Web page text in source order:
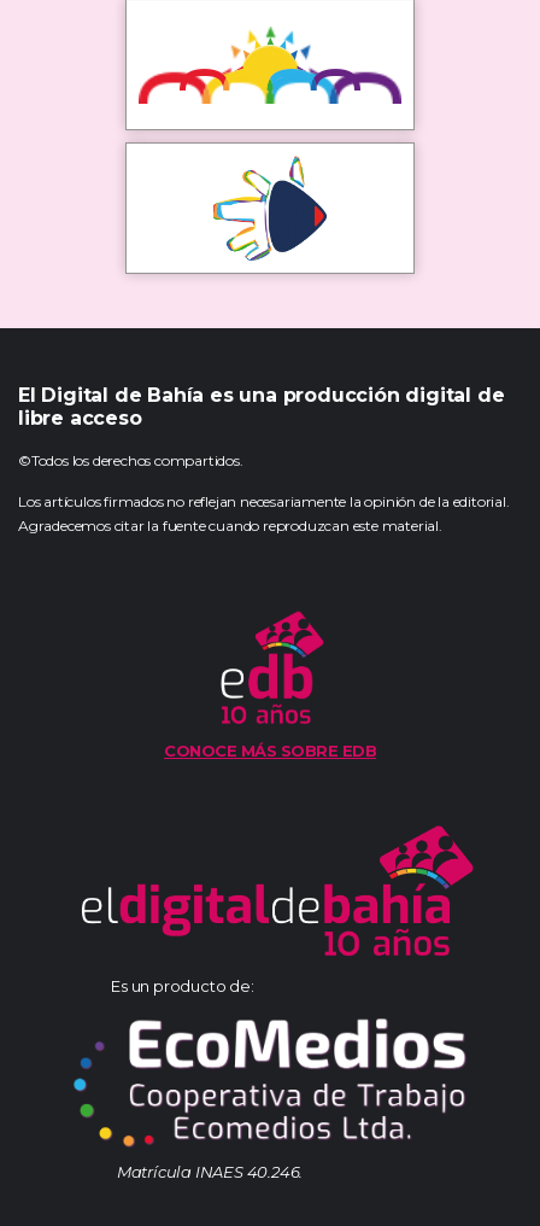
El Digital de Bahía es una producción digital de
libre acceso
©Todos los derechos compartidos.
Los artículos firmados no reflejan necesariamente la opinión de la editorial.
Agradecemos citar la fuente cuando reproduzcan este material.
CONOCE MÁS SOBRE EDB
Es un producto de:
Matrícula INAES 40.246.